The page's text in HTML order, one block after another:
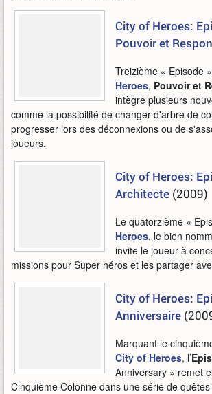
City of Heroes:
Pouvoir et
Treizième « Episode
Heroes, Pouvoir et
intègre plusieurs
comme la possibilité de changer d'arbre de
progresser lors des déconnexions ou de
joueurs.
City of Heroes:
Architecte (2009)
Le quatorzième «
Heroes, le bien
invite le joueur à
missions pour Super héros et les partager
City of Heroes:
Anniversaire
Marquant le
City of Heroes, l’
Anniversary » remet
Cinquième Colonne dans une série de